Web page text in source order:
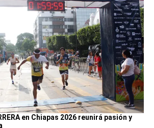
en Chiapas 2026 reunirá pasión y